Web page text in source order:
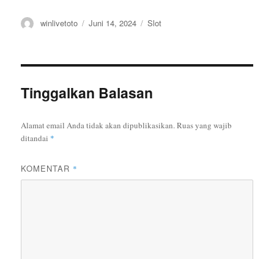
Author
winlivetoto
Posted
Juni 14, 2024 Categories
Slot
Tinggalkan Balasan
Alamat email Anda tidak akan dipublikasikan.Ruas yang wajib
ditandai *
KOMENTAR *